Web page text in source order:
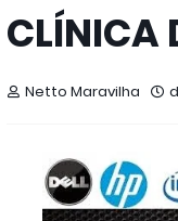
CLÍNICA
Netto Maravilha